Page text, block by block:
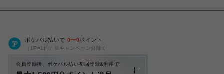
ポケパル払いで 0〜0ポイント
（1P=1円）※キャンペーン分除く
会員登録後、ポケパル払い初回登録&利用で